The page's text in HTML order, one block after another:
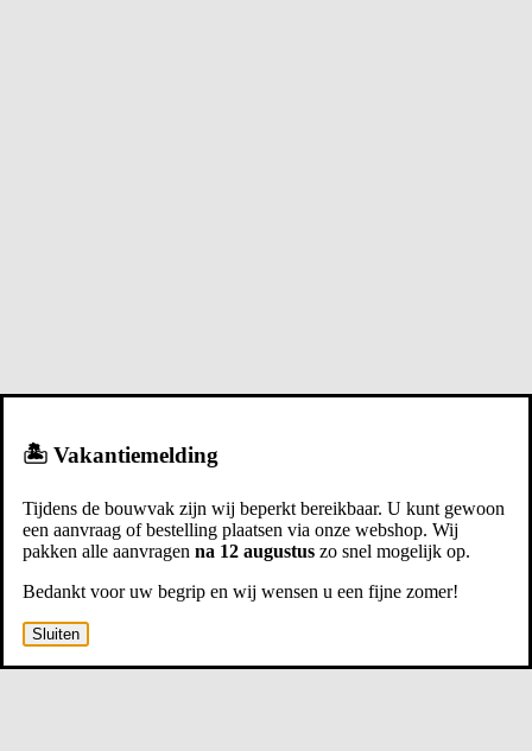
🏝️ Vakantiemelding
Tijdens de bouwvak zijn wij beperkt bereikbaar. U kunt gewoon
een aanvraag of bestelling plaatsen via onze webshop. Wij
pakken alle aanvragen na 12 augustus zo snel mogelijk op.
Bedankt voor uw begrip en wij wensen u een fijne zomer!
Sluiten